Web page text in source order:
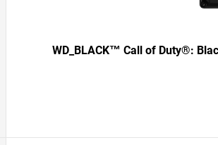
WD_BLACK™ Call of Duty®: